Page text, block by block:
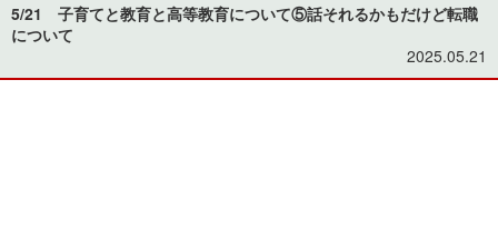
5/21 子育てと教育と高等教育について⑤話それるかもだけど転職
について
2025.05.21